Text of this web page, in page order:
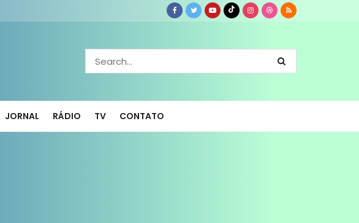
JORNAL RÁDIO TV CONTATO